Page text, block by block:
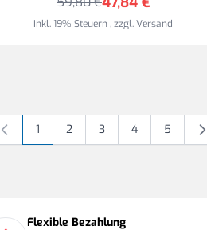
Inkl. 19% Steuern,zzgl.Versand
Sie lesen gerade Seite
1 Seite
2 Seite
3 Seite
4 Seite
5
Flexible Bezahlung